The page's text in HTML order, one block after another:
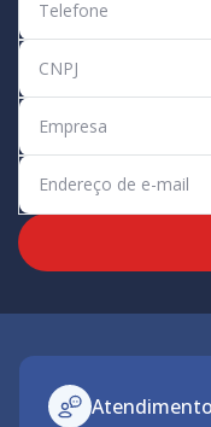
Atendimento